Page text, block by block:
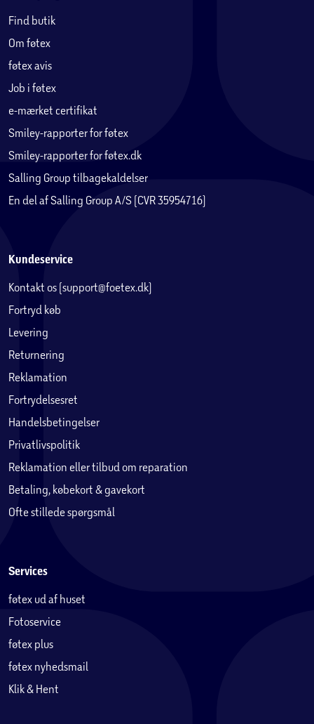
Find butik
Om føtex
føtex avis
Job i føtex
e-mærket certifikat
Smiley-rapporter for føtex
Smiley-rapporter for føtex.dk
Salling Group tilbagekaldelser
En del af Salling Group A/S (CVR 35954716)
Kundeservice
Kontakt os (support@foetex.dk)
Fortryd køb
Levering
Returnering
Reklamation
Fortrydelsesret
Handelsbetingelser
Privatlivspolitik
Reklamation eller tilbud om reparation
Betaling, købekort & gavekort
Ofte stillede spørgsmål
Services
føtex ud af huset
Fotoservice
føtex plus
føtex nyhedsmail
Klik & Hent